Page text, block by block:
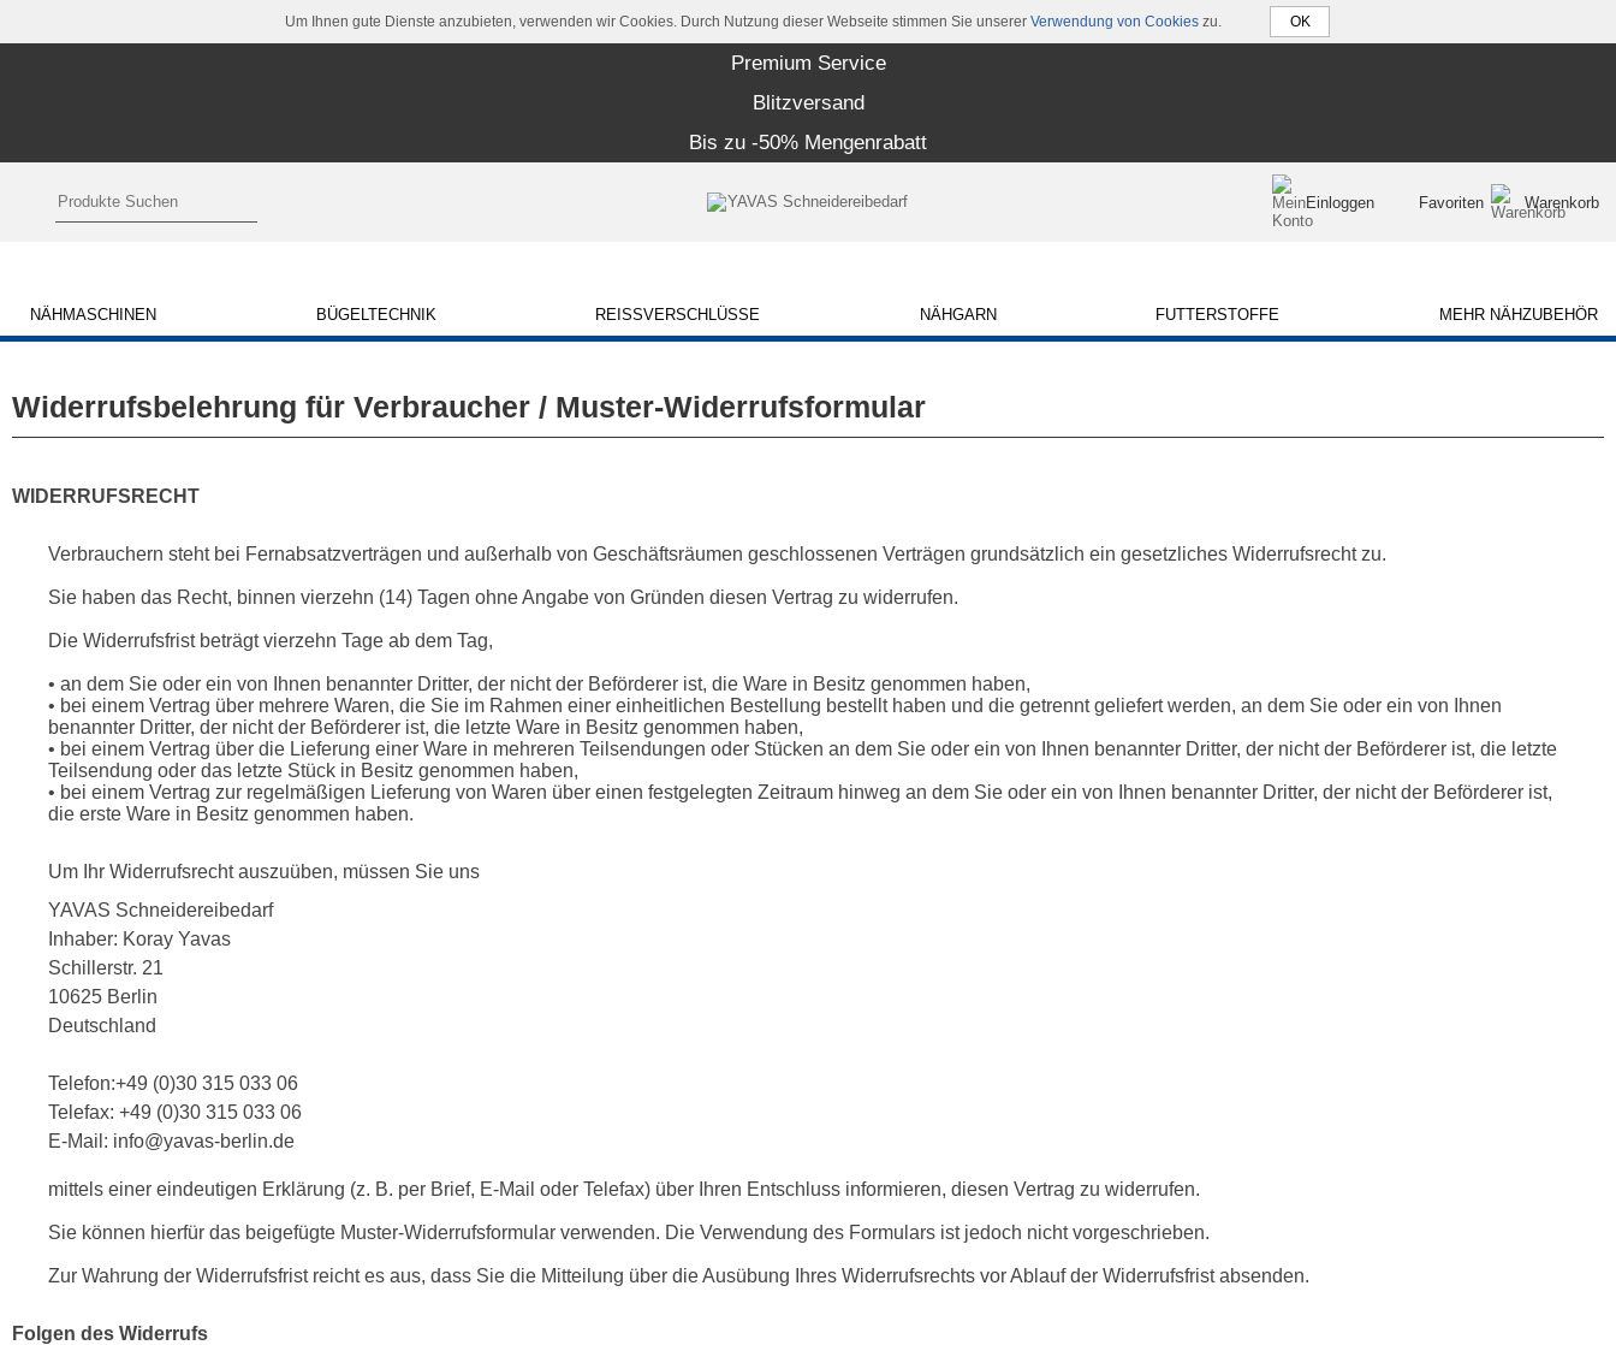
Um Ihnen gute Dienste anzubieten, verwenden wir Cookies. Durch Nutzung dieser Webseite stimmen Sie unserer Verwendung von Cookies zu.
Premium Service
Blitzversand
Bis zu -50% Mengenrabatt
Einloggen Favoriten Warenkorb
NÄHMASCHINEN BÜGELTECHNIK REISSVERSCHLÜSSE NÄHGARN FUTTERSTOFFE MEHR NÄHZUBEHÖR
Widerrufsbelehrung für Verbraucher / Muster-Widerrufsformular
WIDERRUFSRECHT
Verbrauchern steht bei Fernabsatzverträgen und außerhalb von Geschäftsräumen geschlossenen Verträgen grundsätzlich ein gesetzliches Widerrufsrecht zu.
Sie haben das Recht, binnen vierzehn (14) Tagen ohne Angabe von Gründen diesen Vertrag zu widerrufen.
Die Widerrufsfrist beträgt vierzehn Tage ab dem Tag,
• an dem Sie oder ein von Ihnen benannter Dritter, der nicht der Beförderer ist, die Ware in Besitz genommen haben,
• bei einem Vertrag über mehrere Waren, die Sie im Rahmen einer einheitlichen Bestellung bestellt haben und die getrennt geliefert werden, an dem Sie oder ein von Ihnen
benannter Dritter, der nicht der Beförderer ist, die letzte Ware in Besitz genommen haben,
• bei einem Vertrag über die Lieferung einer Ware in mehreren Teilsendungen oder Stücken an dem Sie oder ein von Ihnen benannter Dritter, der nicht der Beförderer ist, die letzte
Teilsendung oder das letzte Stück in Besitz genommen haben,
• bei einem Vertrag zur regelmäßigen Lieferung von Waren über einen festgelegten Zeitraum hinweg an dem Sie oder ein von Ihnen benannter Dritter, der nicht der Beförderer ist,
die erste Ware in Besitz genommen haben.
Um Ihr Widerrufsrecht auszuüben, müssen Sie uns
YAVAS Schneidereibedarf
Inhaber: Koray Yavas
Schillerstr. 21
10625 Berlin
Deutschland
Telefon:+49 (0)30 315 033 06
Telefax: +49 (0)30 315 033 06
E-Mail: info@yavas-berlin.de
mittels einer eindeutigen Erklärung (z. B. per Brief, E-Mail oder Telefax) über Ihren Entschluss informieren, diesen Vertrag zu widerrufen.
Sie können hierfür das beigefügte Muster-Widerrufsformular verwenden. Die Verwendung des Formulars ist jedoch nicht vorgeschrieben.
Zur Wahrung der Widerrufsfrist reicht es aus, dass Sie die Mitteilung über die Ausübung Ihres Widerrufsrechts vor Ablauf der Widerrufsfrist absenden.
Folgen des Widerrufs